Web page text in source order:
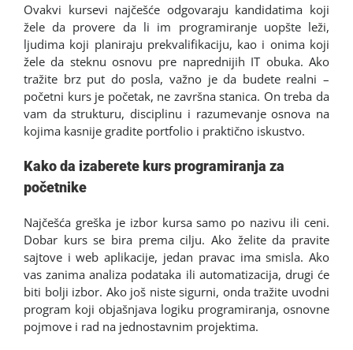
Ovakvi kursevi najčešće odgovaraju kandidatima koji
žele da provere da li im programiranje uopšte leži,
ljudima koji planiraju prekvalifikaciju, kao i onima koji
žele da steknu osnovu pre naprednijih IT obuka. Ako
tražite brz put do posla, važno je da budete realni –
početni kurs je početak, ne završna stanica. On treba da
vam da strukturu, disciplinu i razumevanje osnova na
kojima kasnije gradite portfolio i praktično iskustvo.
Kako da izaberete kurs programiranja za
početnike
Najčešća greška je izbor kursa samo po nazivu ili ceni.
Dobar kurs se bira prema cilju. Ako želite da pravite
sajtove i web aplikacije, jedan pravac ima smisla. Ako
vas zanima analiza podataka ili automatizacija, drugi će
biti bolji izbor. Ako još niste sigurni, onda tražite uvodni
program koji objašnjava logiku programiranja, osnovne
pojmove i rad na jednostavnim projektima.